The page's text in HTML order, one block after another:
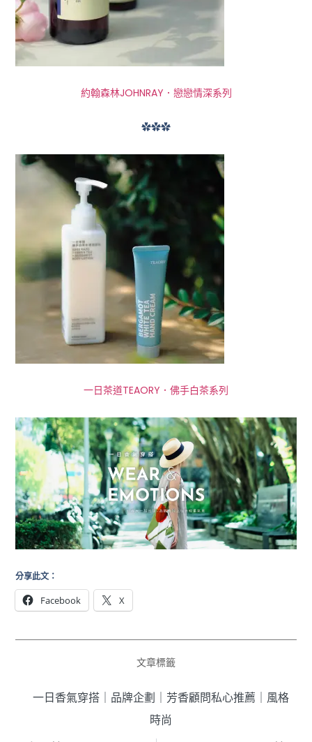
約翰森林JOHNRAY．戀戀情深系列
✿✿✿
一日茶道TEAORY．佛手白茶系列
分享此文：
Facebook X
文章標籤
一日香氣穿搭 品牌企劃 芳香顧問私心推薦
風格
時尚